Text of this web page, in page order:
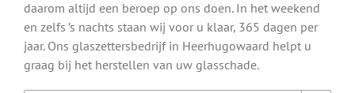
daarom altijd een beroep op ons doen. In het weekend
en zelfs ’s nachts staan wij voor u klaar, 365 dagen per
jaar. Ons glaszettersbedrijf in Heerhugowaard helpt u
graag bij het herstellen van uw glasschade.